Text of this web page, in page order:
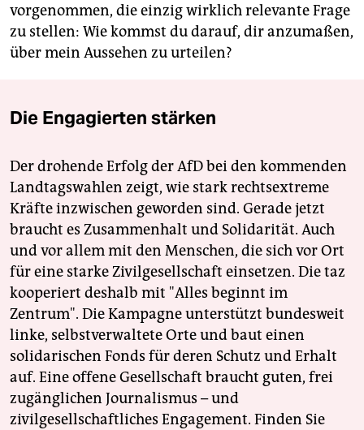
vorgenommen, die einzig wirklich relevante Frage
zu stellen: Wie kommst du darauf, dir anzumaßen,
über mein Aussehen zu urteilen?
Die Engagierten stärken
Der drohende Erfolg der AfD bei den kommenden
Landtagswahlen zeigt, wie stark rechtsextreme
Kräfte inzwischen geworden sind. Gerade jetzt
braucht es Zusammenhalt und Solidarität. Auch
und vor allem mit den Menschen, die sich vor Ort
für eine starke Zivilgesellschaft einsetzen. Die taz
kooperiert deshalb mit "Alles beginnt im
Zentrum". Die Kampagne unterstützt bundesweit
linke, selbstverwaltete Orte und baut einen
solidarischen Fonds für deren Schutz und Erhalt
auf. Eine offene Gesellschaft braucht guten, frei
zugänglichen Journalismus – und
zivilgesellschaftliches Engagement. Finden Sie